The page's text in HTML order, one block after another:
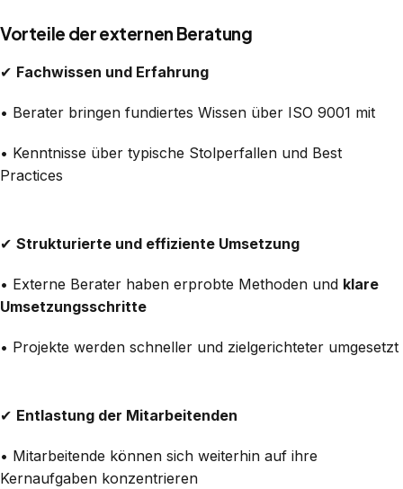
Vorteile der externen Beratung
✔ Fachwissen und Erfahrung
• Berater bringen fundiertes Wissen über ISO 9001 mit
• Kenntnisse über typische Stolperfallen und Best
Practices
✔ Strukturierte und effiziente Umsetzung
• Externe Berater haben erprobte Methoden und klare
Umsetzungsschritte
• Projekte werden schneller und zielgerichteter umgesetzt
✔ Entlastung der Mitarbeitenden
• Mitarbeitende können sich weiterhin auf ihre
Kernaufgaben konzentrieren